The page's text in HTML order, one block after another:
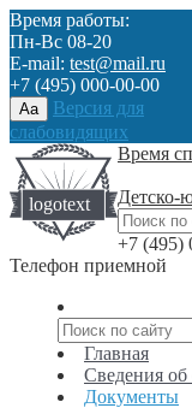
Время работы:
Пн-Вс 08-20
E-mail: test@mail.ru
+7 (495) 000-00-00
Aa
Версия для
слабовидящих
Время
Детско-
+7 (495)
Телефон приемной
Главная
Сведения об
Документы